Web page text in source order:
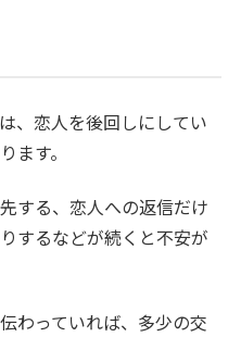
、恋人を後回しにしてい
ます。
する、恋人への返信だけ
するなどが続くと不安が
わっていれば、多少の交